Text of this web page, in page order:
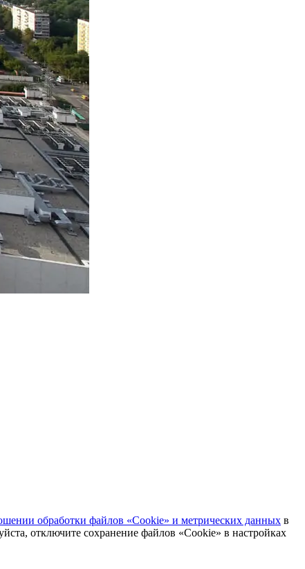
обработки файлов «Cookie» и метрических данных в
отключите сохранение файлов «Cookie» в настройках